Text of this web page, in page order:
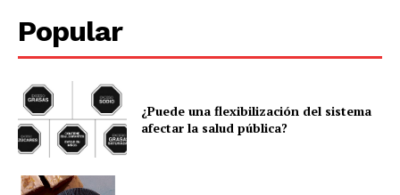
Popular
¿Puede una flexibilización del sistema
afectar la salud pública?